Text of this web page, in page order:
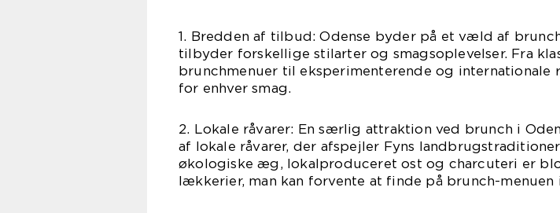
1. Bredden af tilbud: Odense byder på et væld af
tilbyder forskellige stilarter og smagsoplevelser. Fra
brunchmenuer til eksperimenterende og internationale
for enhver smag.
2. Lokale råvarer: En særlig attraktion ved brunch i
af lokale råvarer, der afspejler Fyns
økologiske æg, lokalproduceret ost og charcuteri er
lækkerier, man kan forvente at finde på brunch-menuen